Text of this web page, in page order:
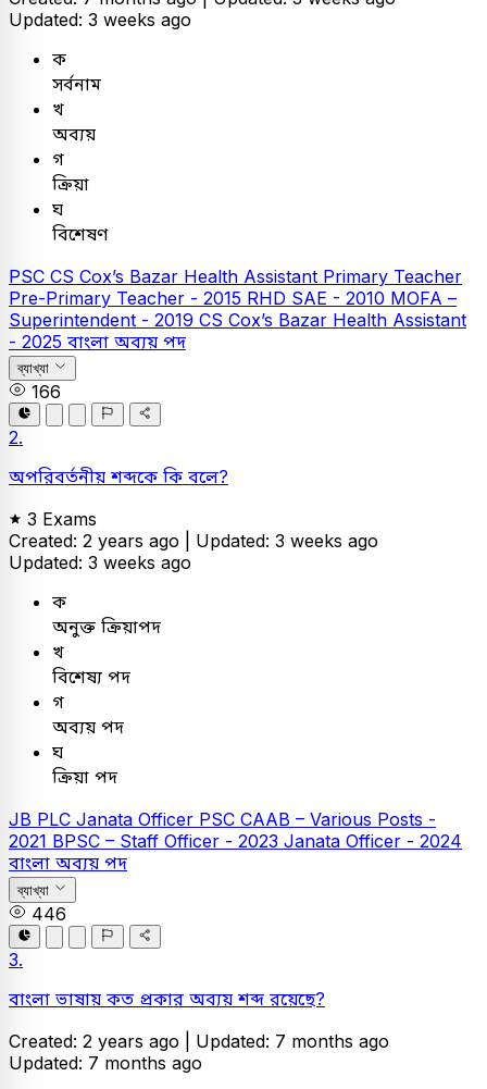
Updated: 3 weeks ago
ক
সর্বনাম
খ
অব্যয়
গ
ক্রিয়া
ঘ
বিশেষণ
PSC CS Cox’s Bazar Health Assistant Primary Teacher
Pre-Primary Teacher - 2015 RHD SAE - 2010 MOFA –
Superintendent - 2019 CS Cox’s Bazar Health Assistant
- 2025 বাংলা অব্যয় পদ
ব্যাখ্যা
166
2.
অপরিবর্তনীয় শব্দকে কি বলে?
3 Exams
Created: 2 years ago | Updated: 3 weeks ago
Updated: 3 weeks ago
ক
অনুক্ত ক্রিয়াপদ
খ
বিশেষ্য পদ
গ
অব্যয় পদ
ঘ
ক্রিয়া পদ
JB PLC Janata Officer PSC CAAB – Various Posts -
2021 BPSC – Staff Officer - 2023 Janata Officer - 2024
বাংলা অব্যয় পদ
ব্যাখ্যা
446
3.
বাংলা ভাষায় কত প্রকার অব্যয় শব্দ রয়েছে?
Created: 2 years ago | Updated: 7 months ago
Updated: 7 months ago